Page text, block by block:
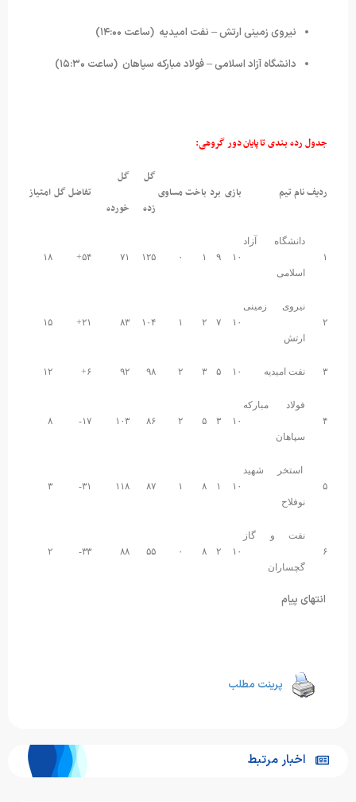
نیروی زمینی ارتش – نفت امیدیه (ساعت ۱۴:۰۰)
دانشگاه آزاد اسلامی – فولاد مبارکه سپاهان (ساعت ۱۵:۳۰)
جدول رده بندی تا پایان دور گروهی:
ردیفنام تیم بازی برد باختمساوی
گل
زده
گل
خورده
تفاضل گلامتیاز
دانشگاه آزاد
اسلامی
۱۰ ۹ ۱۲۵ ۷۱ ۵۴+ ۱۸
۲
نیروی زمینی
ارتش
۱۰ ۷ ۲ ۱۰۴ ۸۳ ۲۱+ ۱۵
۳ نفت امیدیه ۱۰ ۵ ۳ ۲ ۹۸ ۹۲ ۶+ ۱۲
۴
فولاد مبارکه
سپاهان
۱۰ ۳ ۵ ۲ ۸۶ ۱۰۳ ۱۷- ۸
۵
استخر شهید
نوفلاح
۱۰ ۸ ۸۷ ۱۱۸ ۳۱- ۳
۶
نفت و گاز
گچساران
۱۰ ۲ ۸ ۵۵ ۸۸ ۳۳- ۲
انتهای پیام
پرینت مطلب
اخبار مرتبط